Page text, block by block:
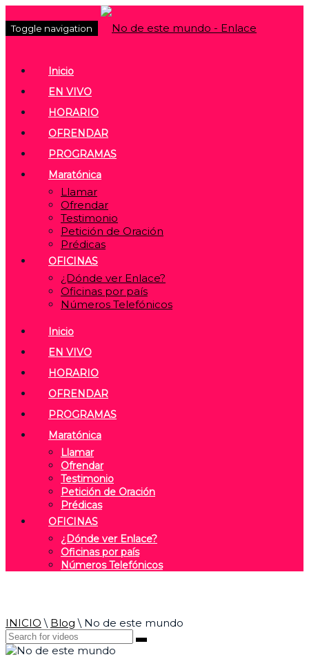
Toggle navigation
Inicio
EN VIVO
HORARIO
OFRENDAR
PROGRAMAS
Maratónica
Llamar
Ofrendar
Testimonio
Petición de Oración
Prédicas
OFICINAS
¿Dónde ver Enlace?
Oficinas por país
Números Telefónicos
Inicio
EN VIVO
HORARIO
OFRENDAR
PROGRAMAS
Maratónica
Llamar
Ofrendar
Testimonio
Petición de Oración
Prédicas
OFICINAS
¿Dónde ver Enlace?
Oficinas por país
Números Telefónicos
INICIO \ Blog \ No de este mundo